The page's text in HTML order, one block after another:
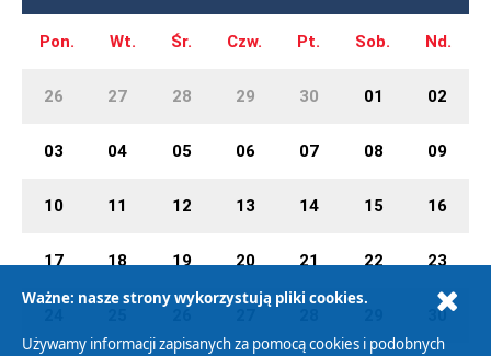
Pon. Wt. Śr. Czw. Pt. Sob. Nd.
26 27 28 29 30 01 02
03 04 05 06 07 08 09
10 11 12 13 14 15 16
17 18 19 20 21 22 23
30
Ważne: nasze strony wykorzystują pliki cookies.
Używamy informacji zapisanych za pomocą cookies i podobnych